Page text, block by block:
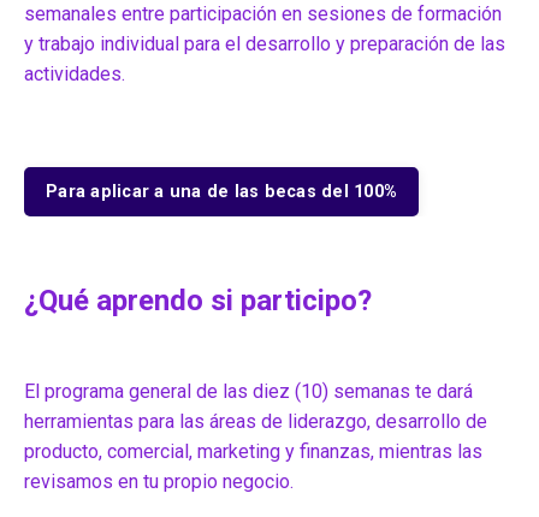
semanales entre participación en sesiones de formación
y trabajo individual para el desarrollo y preparación de las
actividades.
Para aplicar a una de las becas del 100%
¿Qué aprendo si participo?
El programa general de las diez (10) semanas te dará
herramientas para las áreas de liderazgo, desarrollo de
producto, comercial, marketing y finanzas, mientras las
revisamos en tu propio negocio.